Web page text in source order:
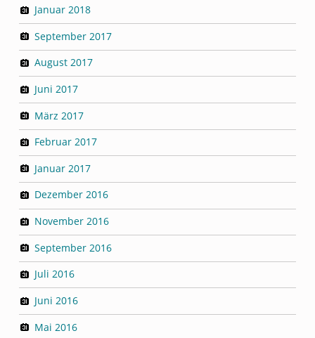
Januar 2018
September 2017
August 2017
Juni 2017
März 2017
Februar 2017
Januar 2017
Dezember 2016
November 2016
September 2016
Juli 2016
Juni 2016
Mai 2016